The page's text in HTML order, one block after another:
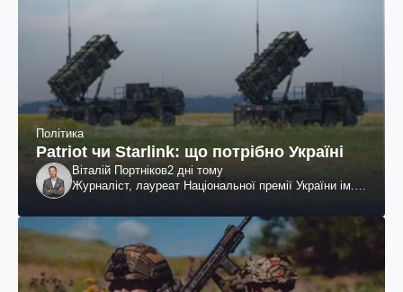
Політика
Patriot чи Starlink: що потрібно Україні
Віталій Портніков2 дні тому
Журналіст, лауреат Національної премії України ім.